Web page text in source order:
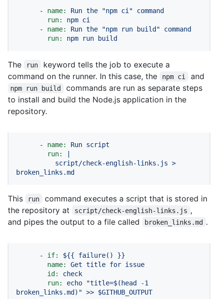
- name: Run the "npm ci"
command
run:
npm ci
-
name: Run the "npm run build"
command
run:
npm run build
The run
keyword tells the job to execute a
command on the runner. In this case, the
npm ci and
npm run build
commands are run as separate steps
to install and build the Node.js application in the
repository.
- name: Run script
run:
script/check-english-links.js >
broken_links.md
This run
command executes a script that is stored in
the repository at
script/check-english-links.js ,
and pipes the output to a file called
broken_links.md .
- if: ${{ failure()
}}
name:
Get title for issue
id:
check
run:
echo
"title=$(head -1
broken_links.md)" >> $GITHUB_OUTPUT